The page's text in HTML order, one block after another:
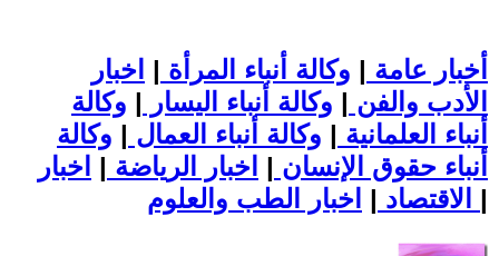
أخبار عامة | وكالة أنباء المرأة | اخبار
الأدب والفن | وكالة أنباء اليسار | وكالة
أنباء العلمانية | وكالة أنباء العمال | وكالة
أنباء حقوق الإنسان | اخبار الرياضة | اخبار
الاقتصاد | |